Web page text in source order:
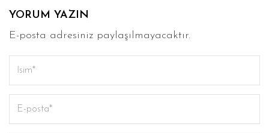
YORUM YAZIN
E-posta adresiniz paylaşılmayacaktır.